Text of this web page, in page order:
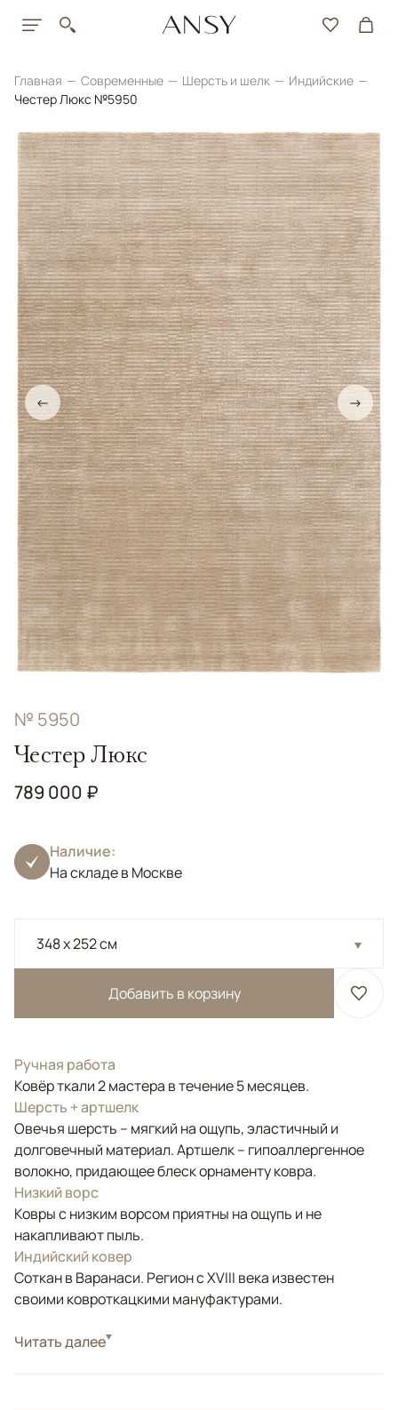
Главная Современные Шерсть и шелк
Индийские
Честер Люкс №5950
← →
№ 5950
Честер Люкс
789 000 ₽
Наличие:
На складе в Москве
348 x 252 см
Добавить в корзину
Ручная работа
Ковёр ткали 2 мастера в течение 5 месяцев.
Шерсть + артшелк
Овечья шерсть – мягкий на ощупь, эластичный и
долговечный материал. Артшелк – гипоаллергенное
волокно, придающее блеск орнаменту ковра.
Низкий ворс
Ковры с низким ворсом приятны на ощупь и не
накапливают пыль.
Индийский ковер
Соткан в Варанаси. Регион с XVIII века известен
своими ковроткацкими мануфактурами.
СтильСовременные
Читать далее